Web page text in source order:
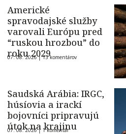
Americké
spravodajské služby
varovali Európu pred
“ruskou hrozbou” do
roku 2029
07. 08. 2026 |13 komentárov
Saudská Arábia: IRGC,
húsíovia a irackí
bojovníci pripravujú
útok na krajinu
07. 08. 2026 | 1 komentár